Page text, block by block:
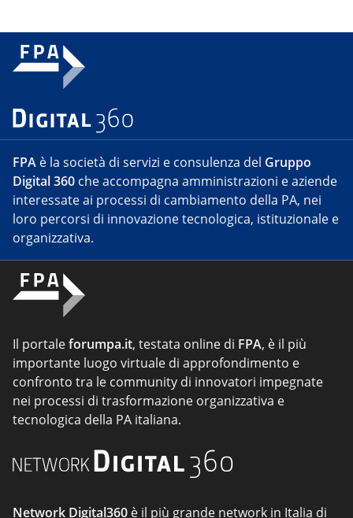
FPA è la società di servizi e consulenza del Gruppo
Digital 360 che accompagna amministrazioni e aziende
interessate ai processi di cambiamento della PA, nei
loro percorsi di innovazione tecnologica, istituzionale e
organizzativa.
Il portaleforumpa.it, testata online di FPA, è il più
importante luogo virtuale di approfondimento e
confronto tra le community di innovatori impegnate
nei processi di trasformazione organizzativa e
tecnologica della PA italiana.
Network Digital360 è il più grande network in Italia di